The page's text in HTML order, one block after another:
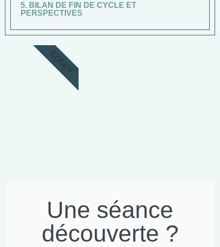
5. BILAN DE FIN DE CYCLE ET
PERSPECTIVES
Une séance
découverte ?
CODEV